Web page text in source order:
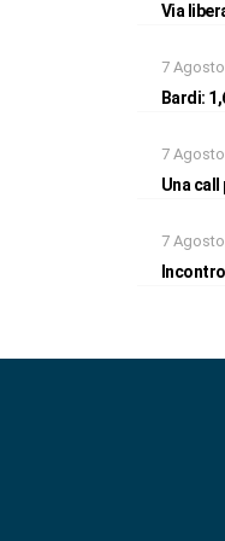
Via
7
Bardi:
7
Una
7